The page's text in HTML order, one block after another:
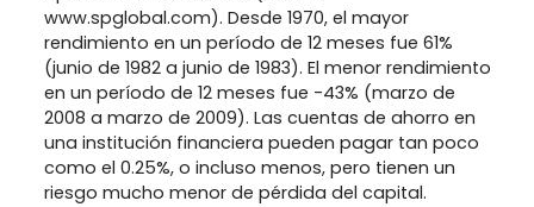
www.spglobal.com). Desde 1970, el mayor
rendimiento en un período de 12 meses fue 61%
(junio de 1982 a junio de 1983). El menor rendimiento
en un período de 12 meses fue -43% (marzo de
2008 a marzo de 2009). Las cuentas de ahorro en
una institución financiera pueden pagar tan poco
como el 0.25%, o incluso menos, pero tienen un
riesgo mucho menor de pérdida del capital.